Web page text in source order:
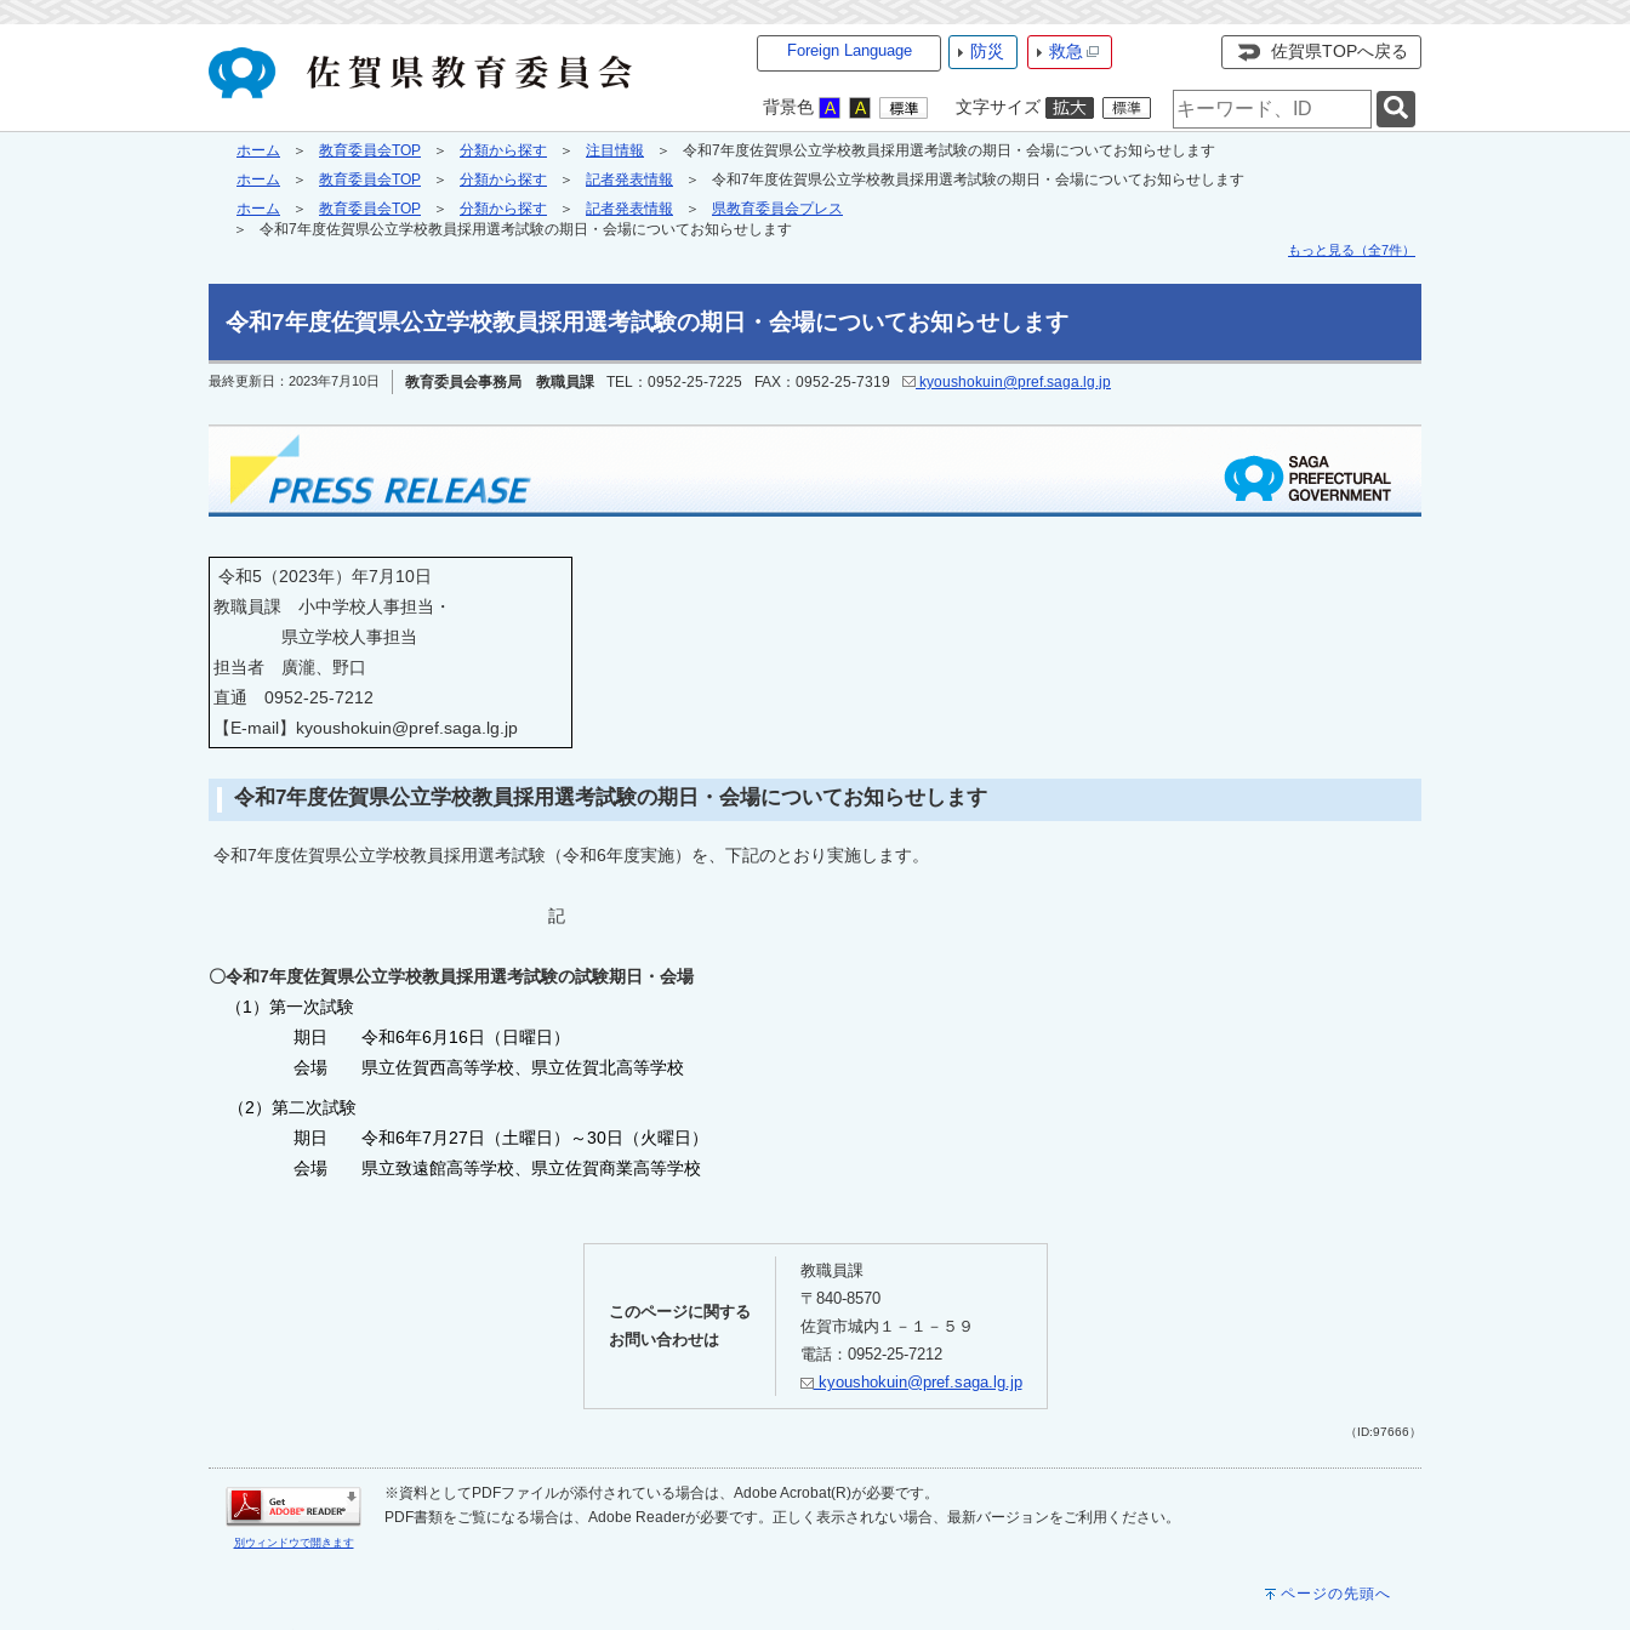
Foreign Language 防災 救急 佐賀県TOPへ戻る
背景色 文字サイズ
検
索
キ
ー
ワ
ホーム 教育委員会TOP 分類から探す 注目情報
令和7年度佐賀県公立学校教員採用選考試験の期日・会場についてお知らせします
ホーム
教育委員会TOP 分類から探す 記者発表情報
令和7年度佐賀県公立学校教員採用選考試験の期日・会場についてお知らせします
ホーム
教育委員会TOP 分類から探す 記者発表情報
県教育委員会プレス
令和7年度佐賀県公立学校教員採用選考試験の期日・会場についてお知らせします
もっと見る（全7件）
令和7年度佐賀県公立学校教員採用選考試験の期日・会場についてお知らせします
最終更新日： 2023年7月10日 教育委員会事務局 教職員課 TEL：0952-25-7225 FAX：0952-25-7319 kyoushokuin@pref.saga.lg.jp
令和5（2023年）年7月10日
教職員課 小中学校人事担当・
県立学校人事担当
担当者 廣瀧、野口
直通 0952-25-7212
【E-mail】kyoushokuin@pref.saga.lg.jp
令和7年度佐賀県公立学校教員採用選考試験の期日・会場についてお知らせします
令和7年度佐賀県公立学校教員採用選考試験（令和6年度実施）を、下記のとおり実施します。
記
〇令和7年度佐賀県公立学校教員採用選考試験の試験期日・会場
（1）第一次試験
期日 令和6年6月16日（日曜日）
会場 県立佐賀西高等学校、県立佐賀北高等学校
（2）第二次試験
期日 令和6年7月27日（土曜日）～30日（火曜日）
会場 県立致遠館高等学校、県立佐賀商業高等学校
このページに関する
お問い合わせは
教職員課
〒840-8570
佐賀市城内１－１－５９
電話：0952-25-7212
kyoushokuin@pref.saga.lg.jp
（ID:97666）
別ウィンドウで開きます
※資料としてPDFファイルが添付されている場合は、Adobe Acrobat(R)が必要です。
PDF書類をご覧になる場合は、Adobe Readerが必要です。正しく表示されない場合、最新バージョンをご利用ください。
ページの先頭へ